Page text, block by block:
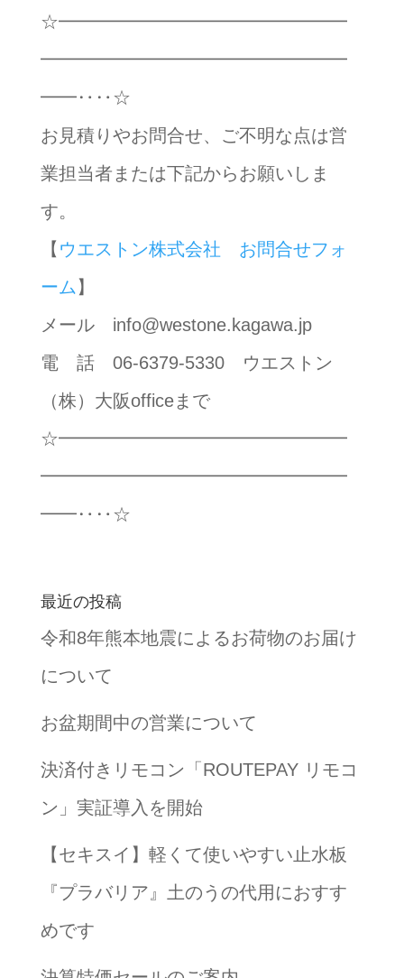
☆━━━━━━━━━━━━━━━━
━━━━━━━━━━━━━━━━━
━━‥‥☆
お見積りやお問合せ、ご不明な点は営
業担当者または下記からお願いしま
す。
【 ウエストン株式会社 お問合せフォ
ーム 】
メール info@westone.kagawa.jp
電 話 06-6379-5330 ウエストン
（株）大阪officeまで
☆━━━━━━━━━━━━━━━━
━━━━━━━━━━━━━━━━━
━━‥‥☆
最近の投稿
令和8年熊本地震によるお荷物のお届け
について
お盆期間中の営業について
決済付きリモコン「ROUTEPAY リモコ
ン」実証導入を開始
【セキスイ】軽くて使いやすい止水板
『プラバリア』土のうの代用におすす
めです